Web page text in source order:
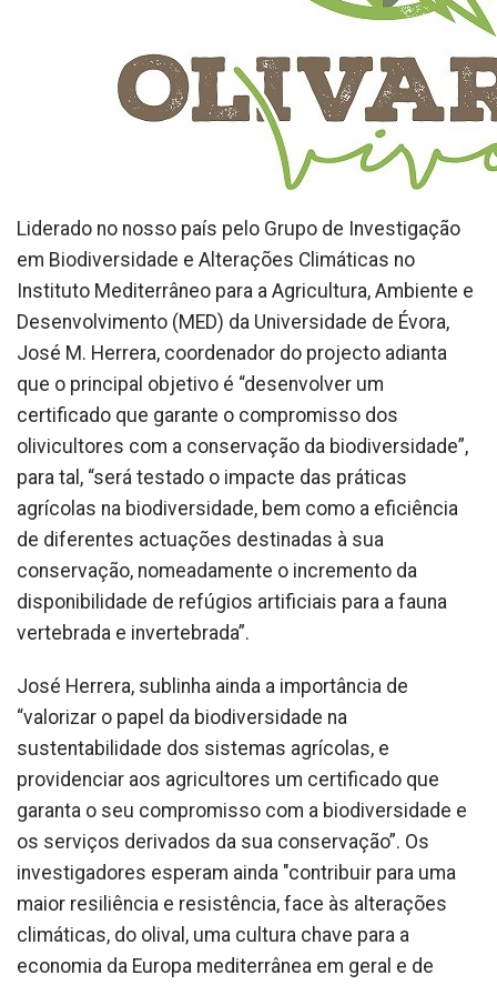
Liderado no nosso país pelo Grupo de Investigação
em Biodiversidade e Alterações Climáticas no
Instituto Mediterrâneo para a Agricultura, Ambiente e
Desenvolvimento (MED) da Universidade de Évora,
José M. Herrera, coordenador do projecto adianta
que o principal objetivo é “desenvolver um
certificado que garante o compromisso dos
olivicultores com a conservação da biodiversidade”,
para tal, “será testado o impacte das práticas
agrícolas na biodiversidade, bem como a eficiência
de diferentes actuações destinadas à sua
conservação, nomeadamente o incremento da
disponibilidade de refúgios artificiais para a fauna
vertebrada e invertebrada”.
José Herrera, sublinha ainda a importância de
“valorizar o papel da biodiversidade na
sustentabilidade dos sistemas agrícolas, e
providenciar aos agricultores um certificado que
garanta o seu compromisso com a biodiversidade e
os serviços derivados da sua conservação”. Os
investigadores esperam ainda "contribuir para uma
maior resiliência e resistência, face às alterações
climáticas, do olival, uma cultura chave para a
economia da Europa mediterrânea em geral e de